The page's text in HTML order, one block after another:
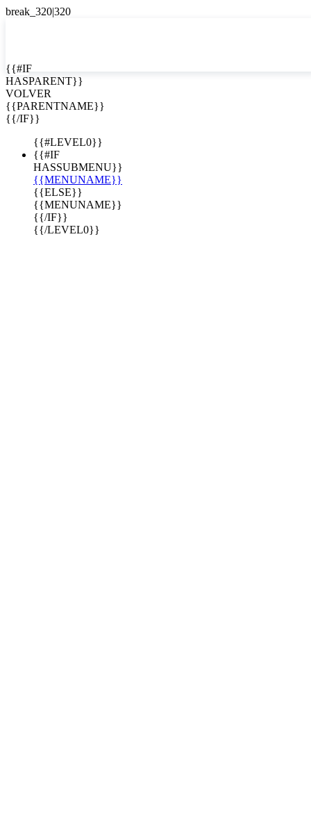

EN
ES
{{#IF
HASPARENT}}
VOLVER
{{PARENTNAME}}
{{/IF}}
{{#LEVEL0}}
{{#IF
HASSUBMENU}}
{{MENUNAME}}
{{ELSE}}
{{MENUNAME}}
{{/IF}}
{{/LEVEL0}}